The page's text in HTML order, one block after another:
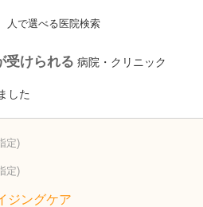
人で選べる医院検索
受けられる 病院・クリニック
した
定)
定)
ジングケア